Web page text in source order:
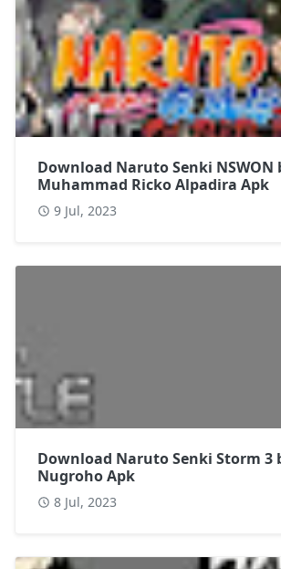
Download Naruto Senki NSWON
Muhammad Ricko Alpadira Apk
9 Jul, 2023
Download Naruto Senki Storm 3
Nugroho Apk
8 Jul, 2023